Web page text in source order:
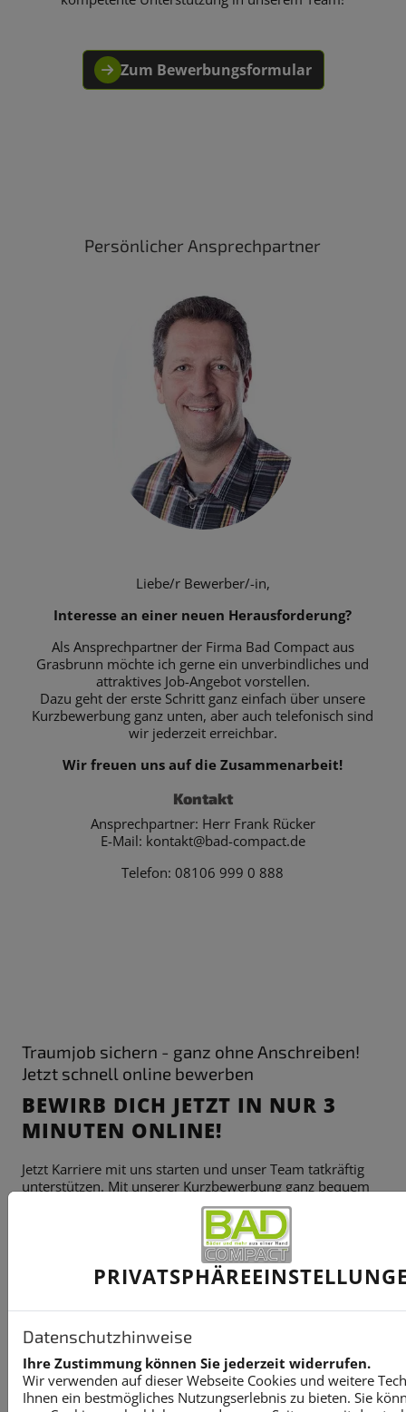
Zum Bewerbungsformular
Persönlicher Ansprechpartner
Liebe/r Bewerber/-in,
Interesse an einer neuen Herausforderung?
Als Ansprechpartner der Firma Bad Compact aus
Grasbrunn möchte ich gerne ein unverbindliches und
attraktives Job-Angebot vorstellen.
Dazu geht der erste Schritt ganz einfach über unsere
Kurzbewerbung ganz unten, aber auch telefonisch sind
wir jederzeit erreichbar.
Wir freuen uns auf die Zusammenarbeit!
Kontakt
Ansprechpartner: Herr Frank Rücker
E-Mail: kontakt@bad-compact.de
Telefon: 08106 999 0 888
Traumjob sichern - ganz ohne Anschreiben!
Jetzt schnell online bewerben
BEWIRB DICH JETZT IN NUR 3
MINUTEN ONLINE!
Jetzt Karriere mit uns starten und unser Team tatkräftig
unterstützen. Mit unserer Kurzbewerbung ganz bequem
und mit wenigen Klicks den Arbeitsplatz sichern.
Kontaktformular-Fortschritt
2
Datenschutzhinweise
Ihre Zustimmung können Sie jederzeit widerrufen.
Wir verwenden auf dieser Webseite Cookies und weitere
Ihnen ein bestmögliches Nutzungserlebnis zu bieten. Sie